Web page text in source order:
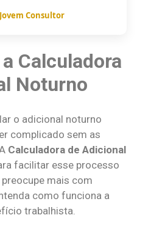
Jovem Consultor
Calculadora
Noturno
o adicional noturno
complicado sem as
Calculadora de Adicional
facilitar esse processo
mais com
como funciona a
trabalhista.